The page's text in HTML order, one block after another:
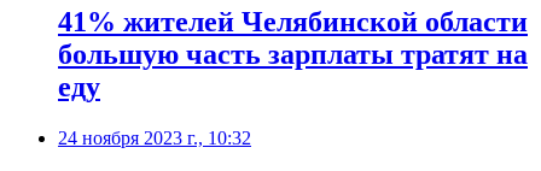
41% жителей Челябинской области
большую часть зарплаты тратят на
еду
24 ноября 2023 г., 10:32